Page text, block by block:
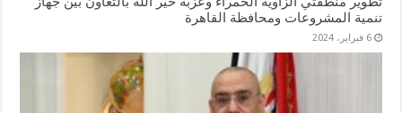
تنمية المشروعات ومحافظة القاهرة
6 فبراير، 2024